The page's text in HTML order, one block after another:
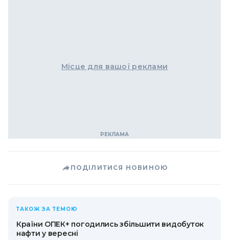
Місце для вашої реклами
ПОДІЛИТИСЯ НОВИНОЮ
ТАКОЖ ЗА ТЕМОЮ
Країни ОПЕК+ погодились збільшити видобуток
нафти у вересні